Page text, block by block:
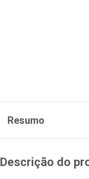
Resumo
Descrição do